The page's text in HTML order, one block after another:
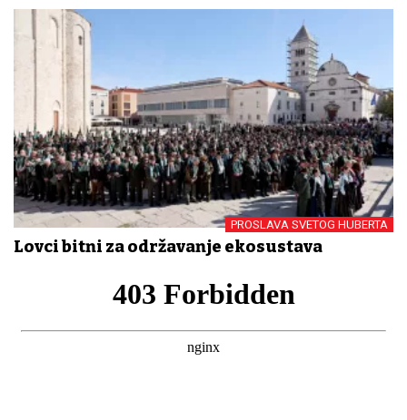
PROSLAVA SVETOG HUBERTA
Lovci bitni za održavanje ekosustava